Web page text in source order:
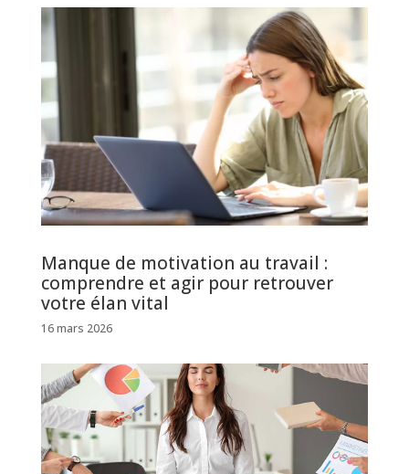
Manque de motivation au travail :
comprendre et agir pour retrouver
votre élan vital
16 mars 2026